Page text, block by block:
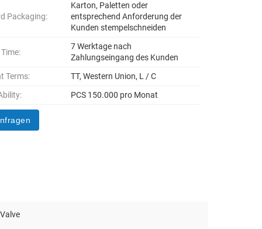
Packaging:
Karton, Paletten oder
entsprechend Anforderung der
Kunden stempelschneiden
7 Werktage nach
Zahlungseingang des Kunden
Terms:
TT, Western Union, L / C
PCS 150.000 pro Monat